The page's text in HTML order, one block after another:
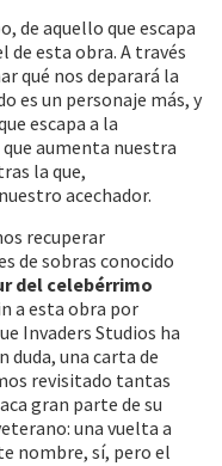
de aquello que escapa
de esta obra. A través
qué nos deparará la
es un personaje más, y
escapa a la
aumenta nuestra
la que,
acechador.
recuperar
de sobras conocido
del celebérrimo
a esta obra por
Invaders Studios ha
duda, una carta de
revisitado tantas
gran parte de su
una vuelta a
nombre, sí, pero el